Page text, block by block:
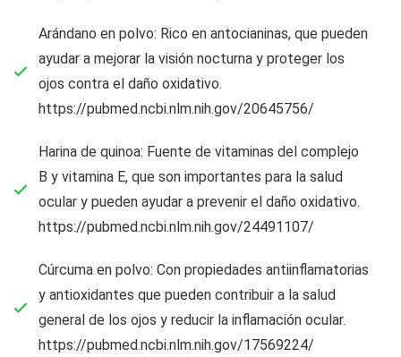
Arándano en polvo: Rico en antocianinas, que pueden
ayudar a mejorar la visión nocturna y proteger los
ojos contra el daño oxidativo.
https://pubmed.ncbi.nlm.nih.gov/20645756/
Harina de quinoa: Fuente de vitaminas del complejo
B y vitamina E, que son importantes para la salud
ocular y pueden ayudar a prevenir el daño oxidativo.
https://pubmed.ncbi.nlm.nih.gov/24491107/
Cúrcuma en polvo: Con propiedades antiinflamatorias
y antioxidantes que pueden contribuir a la salud
general de los ojos y reducir la inflamación ocular.
https://pubmed.ncbi.nlm.nih.gov/17569224/